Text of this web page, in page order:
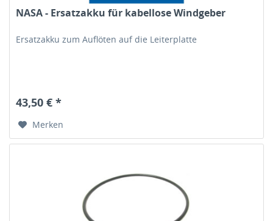
NASA - Ersatzakku für kabellose Windgeber
Ersatzakku zum Auflöten auf die Leiterplatte
43,50 € *
Merken